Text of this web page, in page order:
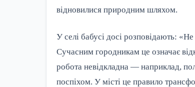
відновилися природним шляхом.
У селі бабусі досі розповідають:
Сучасним городникам це означає
робота невідкладна — наприклад,
поспіхом. У місті це правило